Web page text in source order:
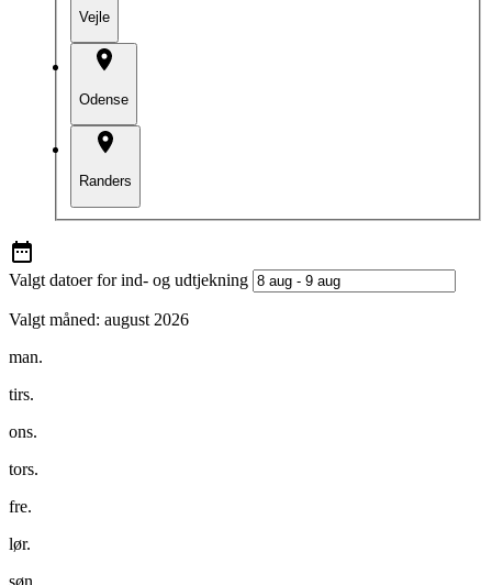
Vejle
Odense
Randers
Valgt datoer for ind- og udtjekning
Valgt måned: august 2026
man.
tirs.
ons.
tors.
fre.
lør.
søn.